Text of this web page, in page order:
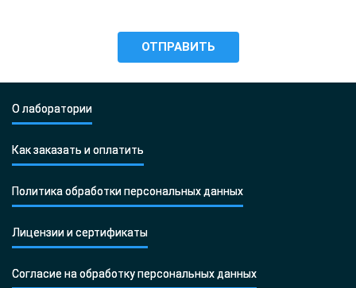
О лаборатории
Как заказать и оплатить
Политика обработки персональных данных
Лицензии и сертификаты
Согласие на обработку персональных данных